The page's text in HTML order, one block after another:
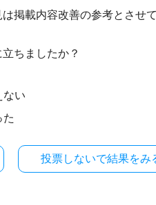
掲載内容改善の参考とさせ
ちましたか？
ない
た
投票しないで結果をみ